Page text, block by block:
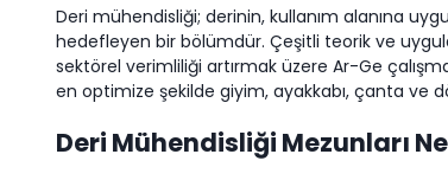
Deri mühendisliği; derinin, kullanım alanına
hedefleyen bir bölümdür. Çeşitli teorik ve
sektörel verimliliği artırmak üzere Ar-Ge
en optimize şekilde giyim, ayakkabı, çanta ve
Deri Mühendisliği Mezunları